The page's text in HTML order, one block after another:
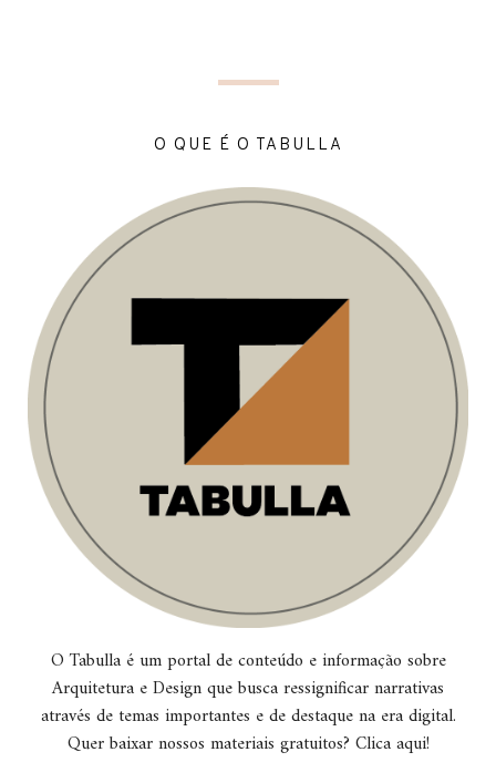
O QUE É O TABULLA
O Tabulla é um portal de conteúdo e informação sobre
Arquitetura e Design que busca ressignificar narrativas
através de temas importantes e de destaque na era digital.
Quer baixar nossos materiais gratuitos? Clica aqui!